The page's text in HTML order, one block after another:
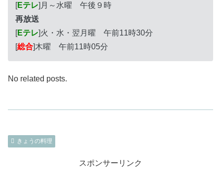
[Eテレ]月～水曜 午後９時
再放送
[Eテレ]火・水・翌月曜 午前11時30分
[総合]木曜 午前11時05分
No related posts.
きょうの料理
スポンサーリンク